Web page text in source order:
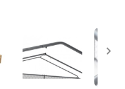
